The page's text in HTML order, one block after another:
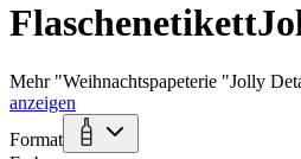
Flaschenetikett
Mehr"Weihnachtspapeterie "Jolly
anzeigen
Format